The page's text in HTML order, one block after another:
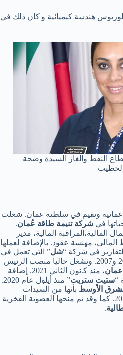
هندسة كيميائية و كان ذلك في
النفط والغاز السيدة وضحة
الخطيب
وتقيم في سلطنة عمان. شغلت
في شركة تنيمة طاقة عُمان.
المالية،المراقبة المالية، مدير
المالي، مهنسة عقود. بالإضافة لعملها
في شركة “شل” التي تعمل في
مجال النفط والغاز بين عام 2004 و2007. وتشغل حاليا منصب الرئيس
عمان
، منذ كانون الثاني 2021. إضافة
“ستيت ستريت
” منذ أيلول عام 2020.
الأوسط بأنها من السيدات
العربيات الأقوى لعام 2016 و 2017. كما وقد تم منحها العضوية الفخرية
.